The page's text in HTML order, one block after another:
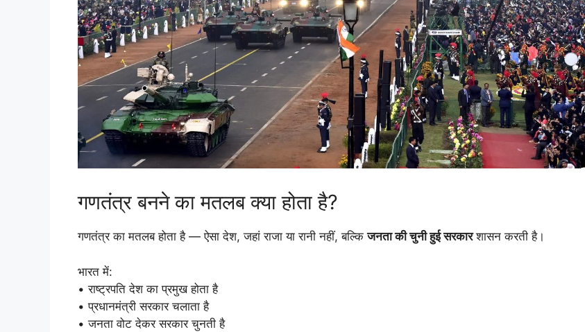
गणतंत्र बनने का मतलब क्या होता है?
गणतंत्र का मतलब होता है — ऐसा देश, जहां राजा या रानी नहीं, बल्किजनता की चुनी हुई सरकारशासन करती है।
भारत में:
• राष्ट्रपति देश का प्रमुख होता है
• प्रधानमंत्री सरकार चलाता है
• जनता वोट देकर सरकार चुनती है